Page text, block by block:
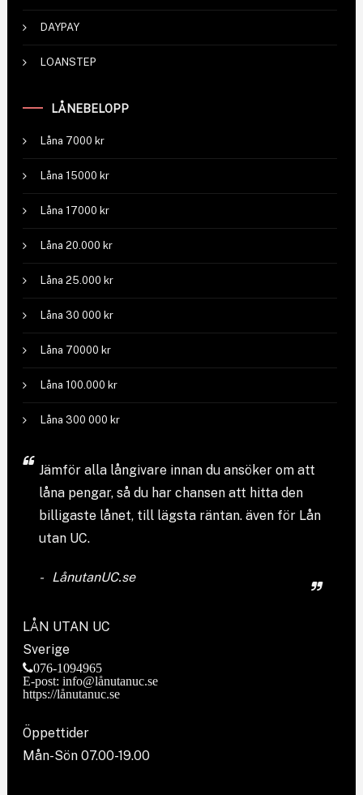
DAYPAY
LOANSTEP
LÅNEBELOPP
Låna 7000 kr
Låna 15000 kr
Låna 17000 kr
Låna 20.000 kr
Låna 25.000 kr
Låna 30 000 kr
Låna 70000 kr
Låna 100.000 kr
Låna 300 000 kr
Jämför alla långivareinnan du ansöker om att
låna pengar, så du har chansen att hitta den
billigaste lånet, till lägsta räntan. även för Lån
utan UC.
LånutanUC.se
LÅN UTAN UC
Sverige
076-1094965
E-post: info@lånutanuc.se
https://lånutanuc.se
Öppettider
Mån-Sön 07.00-19.00